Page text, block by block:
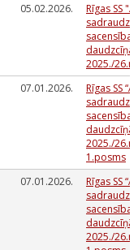
05.02.2026.
Rīgas SS
sacensības
daudzcīņas
2025./
07.01.2026.
Rīgas SS
sacensības
daudzcīņās
2025./
1.posms
07.01.2026.
Rīgas SS
sacensības
daudzcīņās
2025./